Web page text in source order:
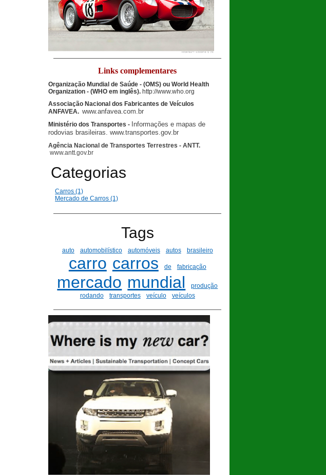
Links complementares
Organização Mundial de Saúde - (OMS) ouWorld Health
Organization - (WHO em inglês). http://www.who.org
Associação Nacional dos Fabricantes de Veículos
ANFAVEA. www.anfavea.com.br
Ministério dos Transportes - Informações e mapas de
rodovias brasileiras.www.transportes.gov.br
Agência Nacional de Transportes Terrestres - ANTT.
www.antt.gov.br
Categorias
Carros (1)
Mercado de Carros (1)
Tags
auto automobilístico automóveis autos brasileiro
carro carros de fabricação
mercado mundial
produção
rodando
transportes veículo veículos